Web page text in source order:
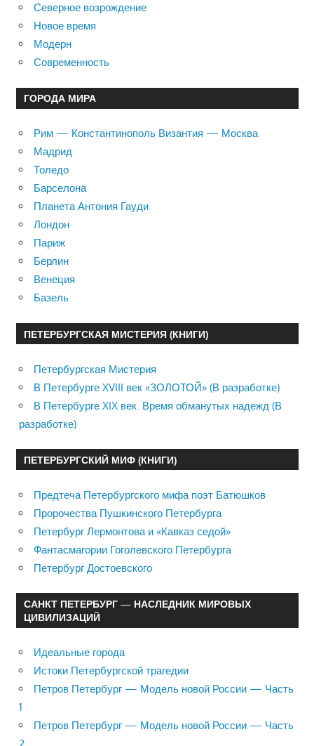
Северное возрождение
Новое время
Модерн
Современность
ГОРОДА МИРА
Рим — Константинополь Византия — Москва
Мадрид
Толедо
Барселона
Планета Антония Гауди
Лондон
Париж
Берлин
Венеция
Базель
ПЕТЕРБУРГСКАЯ МИСТЕРИЯ (КНИГИ)
Петербургская Мистерия
В Петербурге XVIII век «ЗОЛОТОЙ» (В разработке)
В Петербурге XIX век. Время обманутых надежд (В
разработке)
ПЕТЕРБУРГСКИЙ МИФ (КНИГИ)
Предтеча Петербургского мифа поэт Батюшков
Пророчества Пушкинского Петербурга
Петербург Лермонтова и «Кавказ седой»
Фантасмагории Гоголевского Петербурга
Петербург Достоевского
САНКТ ПЕТЕРБУРГ — НАСЛЕДНИК МИРОВЫХ
ЦИВИЛИЗАЦИЙ
Идеальные города
Истоки Петербургской трагедии
Петров Петербург — Модель новой России — Часть
1
Петров Петербург — Модель новой России — Часть